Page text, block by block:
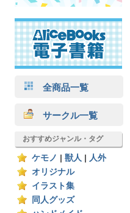
全商品一覧
サークル一覧
おすすめジャンル・タグ
ケモノ 獣人
人外
オリジナル
イラスト集
同人グッズ